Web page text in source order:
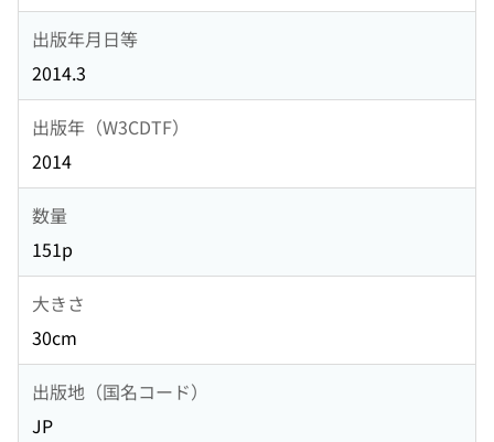
出版年月日等
2014.3
出版年（W3CDTF）
2014
数量
151p
大きさ
30cm
出版地（国名コード）
JP